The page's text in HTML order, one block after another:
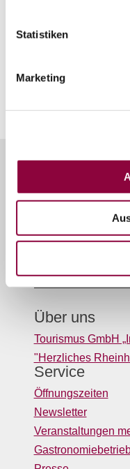
Statistiken
Marketing
Touristik Center
Tel:06732 951 969
Ihnen gerne weiter!
(0049)
Oder einfach
Über uns
Tourismus GmbH
"Herzliches
Service
Öffnungszeiten
Newsletter
Veranstaltungen